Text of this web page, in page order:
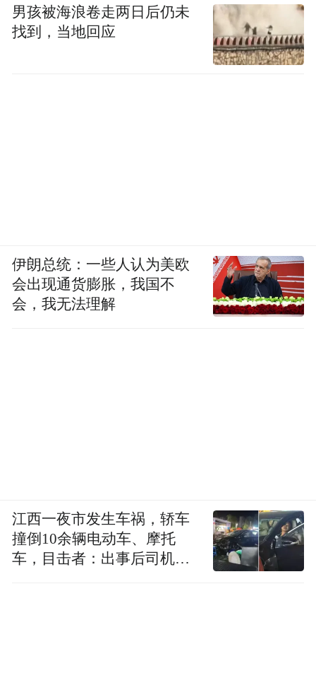
男孩被海浪卷走两日后仍未
找到，当地回应
伊朗总统：一些人认为美欧
会出现通货膨胀，我国不
会，我无法理解
江西一夜市发生车祸，轿车
撞倒10余辆电动车、摩托
车，目击者：出事后司机一